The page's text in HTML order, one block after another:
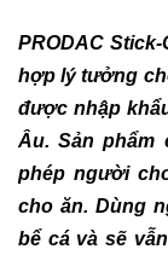
PRODAC
hợp lý tưởng
được nhập
Âu. Sản phẩm
phép người
cho ăn. Dùng
bể cá và sẽ